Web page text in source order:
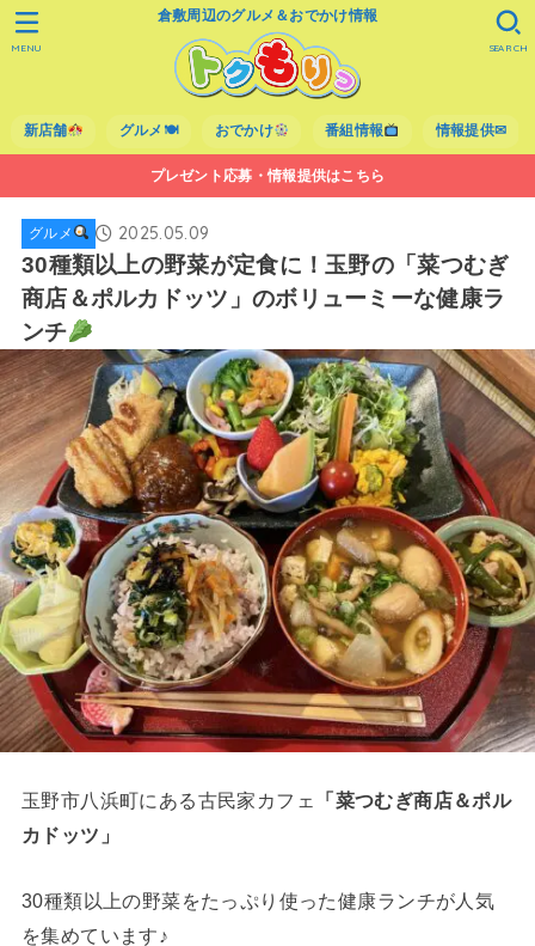
倉敷周辺のグルメ＆おでかけ情報
新店舗 グルメ🍽 おでかけ 番組情報 情報提供✉
SEARCH
MENU
プレゼント応募・情報提供はこちら
グルメ 2025.05.09
30種類以上の野菜が定食に！玉野の「菜つむぎ
商店＆ポルカドッツ」のボリューミーな健康ラ
ンチ
玉野市八浜町にある古民家カフェ
「菜つむぎ商店＆ポル
カドッツ」
30種類以上の野菜をたっぷり使った健康ランチが人気
を集めています♪